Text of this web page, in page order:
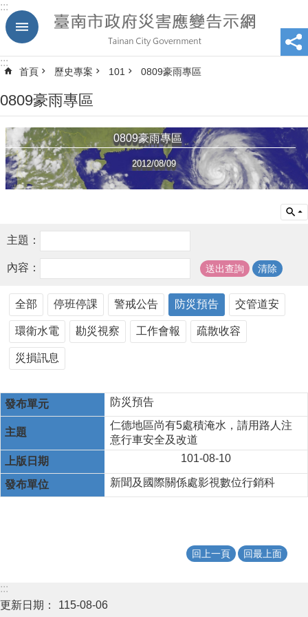
跳到主要內容區塊
:::
:::
首頁 歷史專案 101 0809豪雨專區
0809豪雨專區
0809豪雨專區
2012/08/09
主題：
內容：
全部 停班停課 警戒公告 防災預告 交管道安
環衛水電 勘災視察 工作會報 疏散收容
災損訊息
防災預告
仁德地區尚有5處積淹水，請用路人注
意行車安全及改道
101-08-10
新聞及國際關係處影視數位行銷科
回上一頁 回最上面
:::
更新日期：
115-08-06